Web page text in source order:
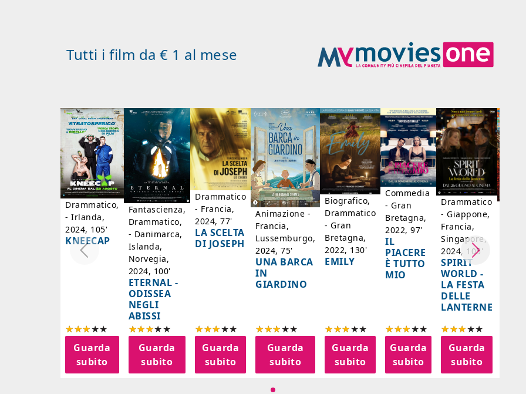
Tutti i film da € 1 al mese
Drammatico,
- Irlanda,
2024, 105'
KNEECAP
Guarda
subito
Fantascienza,
Drammatico,
- Danimarca,
Islanda,
Norvegia,
2024, 100'
ETERNAL -
ODISSEA
NEGLI
ABISSI
Guarda
subito
Drammatico
- Francia,
2024, 77'
LA SCELTA
DI JOSEPH
Guarda
subito
Animazione -
Francia,
Lussemburgo,
2024, 75'
UNA BARCA
IN
GIARDINO
Guarda
subito
Biografico,
Drammatico
- Gran
Bretagna,
2022, 130'
EMILY
Guarda
subito
Commedia
- Gran
Bretagna,
2022, 97'
IL
PIACERE
È TUTTO
MIO
Guarda
subito
Drammatico
- Giappone,
Francia,
Singapore,
2024, 105'
SPIRIT
WORLD -
LA FESTA
DELLE
LANTERNE
Guarda
subito